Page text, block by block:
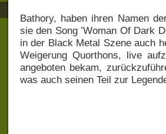
Bathory, haben ihren Namen
sie den Song ’Woman Of Dark
in der Black Metal Szene auch
Weigerung Quorthons, live
angeboten bekam,
was auch seinen Teil zur